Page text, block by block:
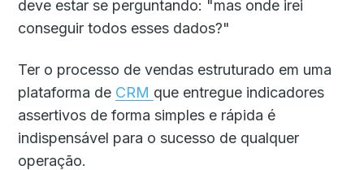
deve estar se perguntando: "mas onde irei
conseguir todos esses dados?"
Ter o processo de vendas estruturado em uma
plataforma de CRM que entregue indicadores
assertivos de forma simples e rápida é
indispensável para o sucesso de qualquer
operação.